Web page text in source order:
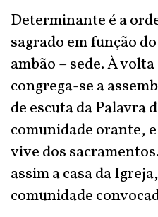
Determinante é a
sagrado em função
ambão – sede. À
congrega-se a
de escuta da Palavra
comunidade orante,
vive dos
assim a casa da
comunidade